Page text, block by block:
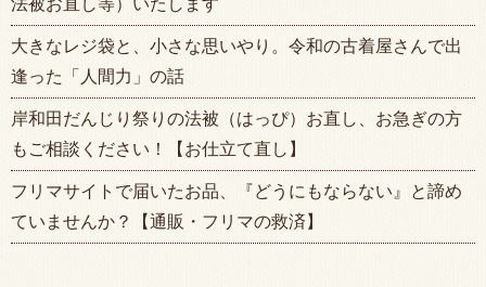
大きなレジ袋と、小さな思いやり。令和の古着屋さんで出
逢った「人間力」の話
岸和田だんじり祭りの法被（はっぴ）お直し、お急ぎの方
もご相談ください！【お仕立て直し】
フリマサイトで届いたお品、『どうにもならない』と諦め
ていませんか？【通販・フリマの救済】